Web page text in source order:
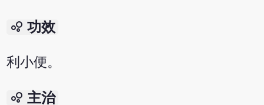
bubble_chart 功效
利小便。
bubble_chart 主治